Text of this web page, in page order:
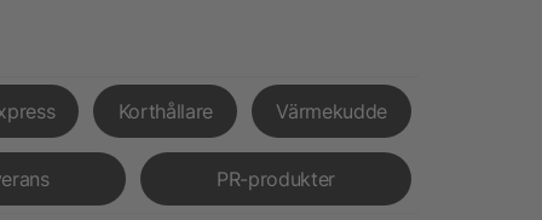
Korthållare Värmekudde
PR-produkter